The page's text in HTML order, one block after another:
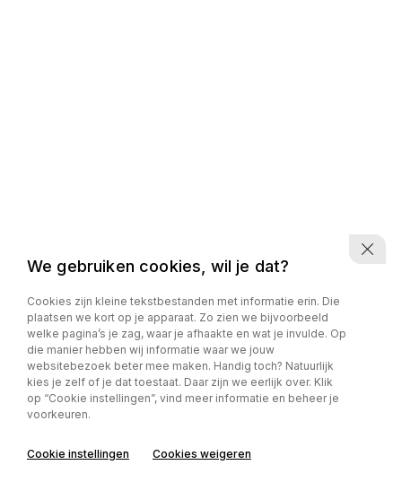
We gebruiken cookies, wil je dat?
Cookies zijn kleine tekstbestanden met informatie erin. Die
plaatsen we kort op je apparaat. Zo zien we bijvoorbeeld
welke pagina’s je zag, waar je afhaakte en wat je invulde. Op
die manier hebben wij informatie waar we jouw
websitebezoek beter mee maken. Handig toch? Natuurlijk
kies je zelf of je dat toestaat. Daar zijn we eerlijk over. Klik
op “Cookie instellingen”, vind meer informatie en beheer je
voorkeuren.
Cookie instellingen Cookies weigeren